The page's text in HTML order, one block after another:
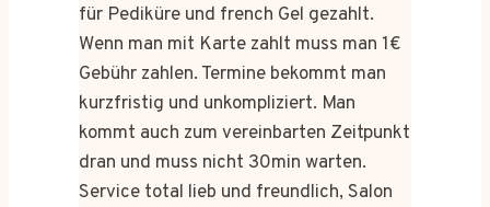
für Pediküre und french Gel gezahlt.
Wenn man mit Karte zahlt muss man 1€
Gebühr zahlen. Termine bekommt man
kurzfristig und unkompliziert. Man
kommt auch zum vereinbarten Zeitpunkt
dran und muss nicht 30min warten.
Service total lieb und freundlich, Salon